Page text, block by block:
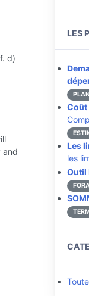
d)
and
LES
Coût
Les
les
Outil